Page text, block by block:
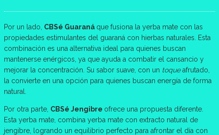
Por un lado, CBSé Guaraná que fusiona la yerba mate con las
propiedades estimulantes del guaraná con hierbas naturales. Esta
combinación es una alternativa ideal para quienes buscan
mantenerse enérgicos, ya que ayuda a combatir el cansancio y
mejorar la concentración. Su sabor suave, con un toqueafrutado,
la convierte en una opción para quienes buscan energía de forma
natural.
Por otra parte, CBSé Jengibre ofrece una propuesta diferente.
Esta yerba mate, combina yerba mate con extracto natural de
jengibre, logrando un equilibrio perfecto para afrontar el día con